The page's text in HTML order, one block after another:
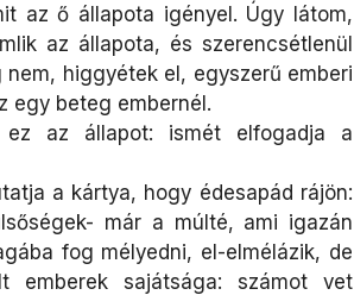
az ő állapota igényel. Úgy látom,
az állapota, és szerencsétlenül
higgyétek el, egyszerű emberi
egy beteg embernél.
ez az állapot: ismét elfogadja a
a kártya, hogy édesapád rájön:
már a múlté, ami igazán
fog mélyedni, el-elmélázik, de
emberek sajátsága: számot vet